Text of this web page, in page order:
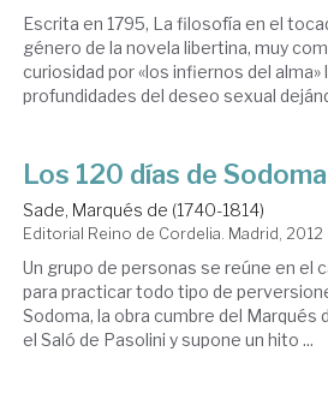
Escrita en 1795, La filosofía en el
género de la novela libertina, muy
curiosidad por «los infiernos del
profundidades del deseo sexual
Los 120 días de Sodoma
Sade, Marqués de (1740-1814)
Editorial Reino de Cordelia. Madrid, 2012
Un grupo de personas se reúne en el
para practicar todo tipo de
Sodoma, la obra cumbre del Marqués
el Saló de Pasolini y supone un hito ...